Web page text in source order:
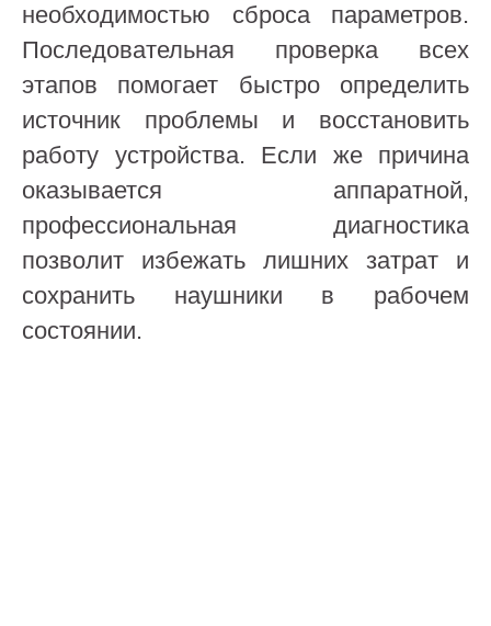
необходимостью сброса параметров.
Последовательная проверка всех
этапов помогает быстро определить
источник проблемы и восстановить
работу устройства. Если же причина
оказывается аппаратной,
профессиональная диагностика
позволит избежать лишних затрат и
сохранить наушники в рабочем
состоянии.